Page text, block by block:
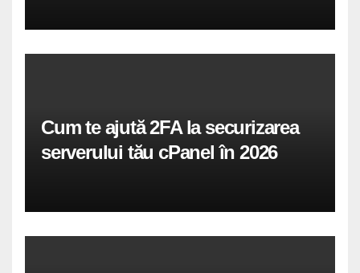
Cum te ajută 2FA la securizarea
serverului tău cPanel în 2026